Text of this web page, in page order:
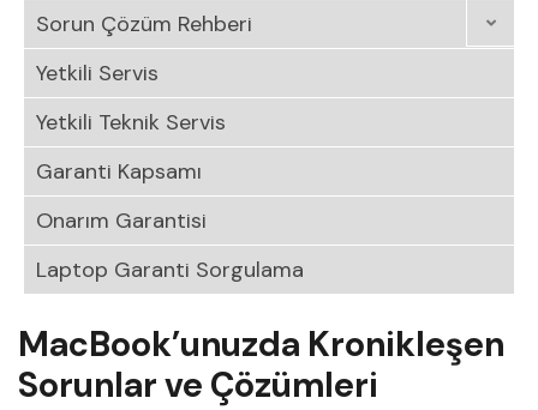
Sorun Çözüm Rehberi
Yetkili Servis
Yetkili Teknik Servis
Garanti Kapsamı
Onarım Garantisi
Laptop Garanti Sorgulama
MacBook’unuzda Kronikleşen
Sorunlar ve Çözümleri